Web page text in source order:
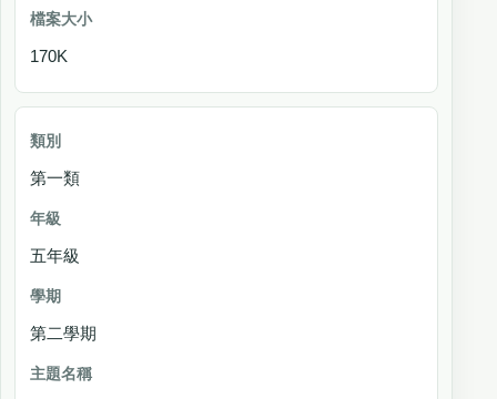
170K
第一類
五年級
第二學期